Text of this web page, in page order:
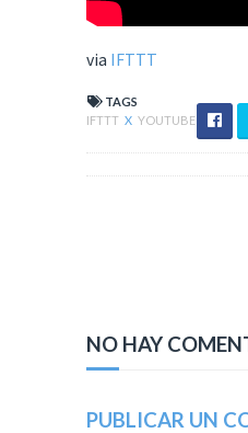
via IFTTT
TAGS
IFTTT X YOUTUBE
NO HAY
PUBLICAR UN